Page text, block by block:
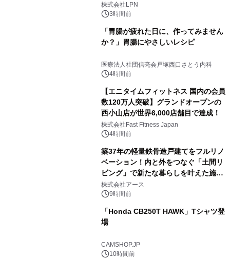
株式会社LPN
3時間前
「胃腸が疲れた日に、作ってみません
か？」胃腸にやさしいレシピ
医療法人社団信亮会戸塚西口さとう内科
4時間前
【エニタイムフィットネス 国内の会員
数120万人突破】グランドオープンの
西小山店が世界6,000店舗目で達成！
株式会社Fast Fitness Japan
4時間前
築37年の軽量鉄骨造戸建てをフルリノ
ベーション！内と外をつなぐ「土間リ
ビング」で新たな暮らしを叶えた施工
事例を株式会社アースが公開
株式会社アース
9時間前
「Honda CB250T HAWK」Tシャツ登
場
CAMSHOP.JP
10時間前